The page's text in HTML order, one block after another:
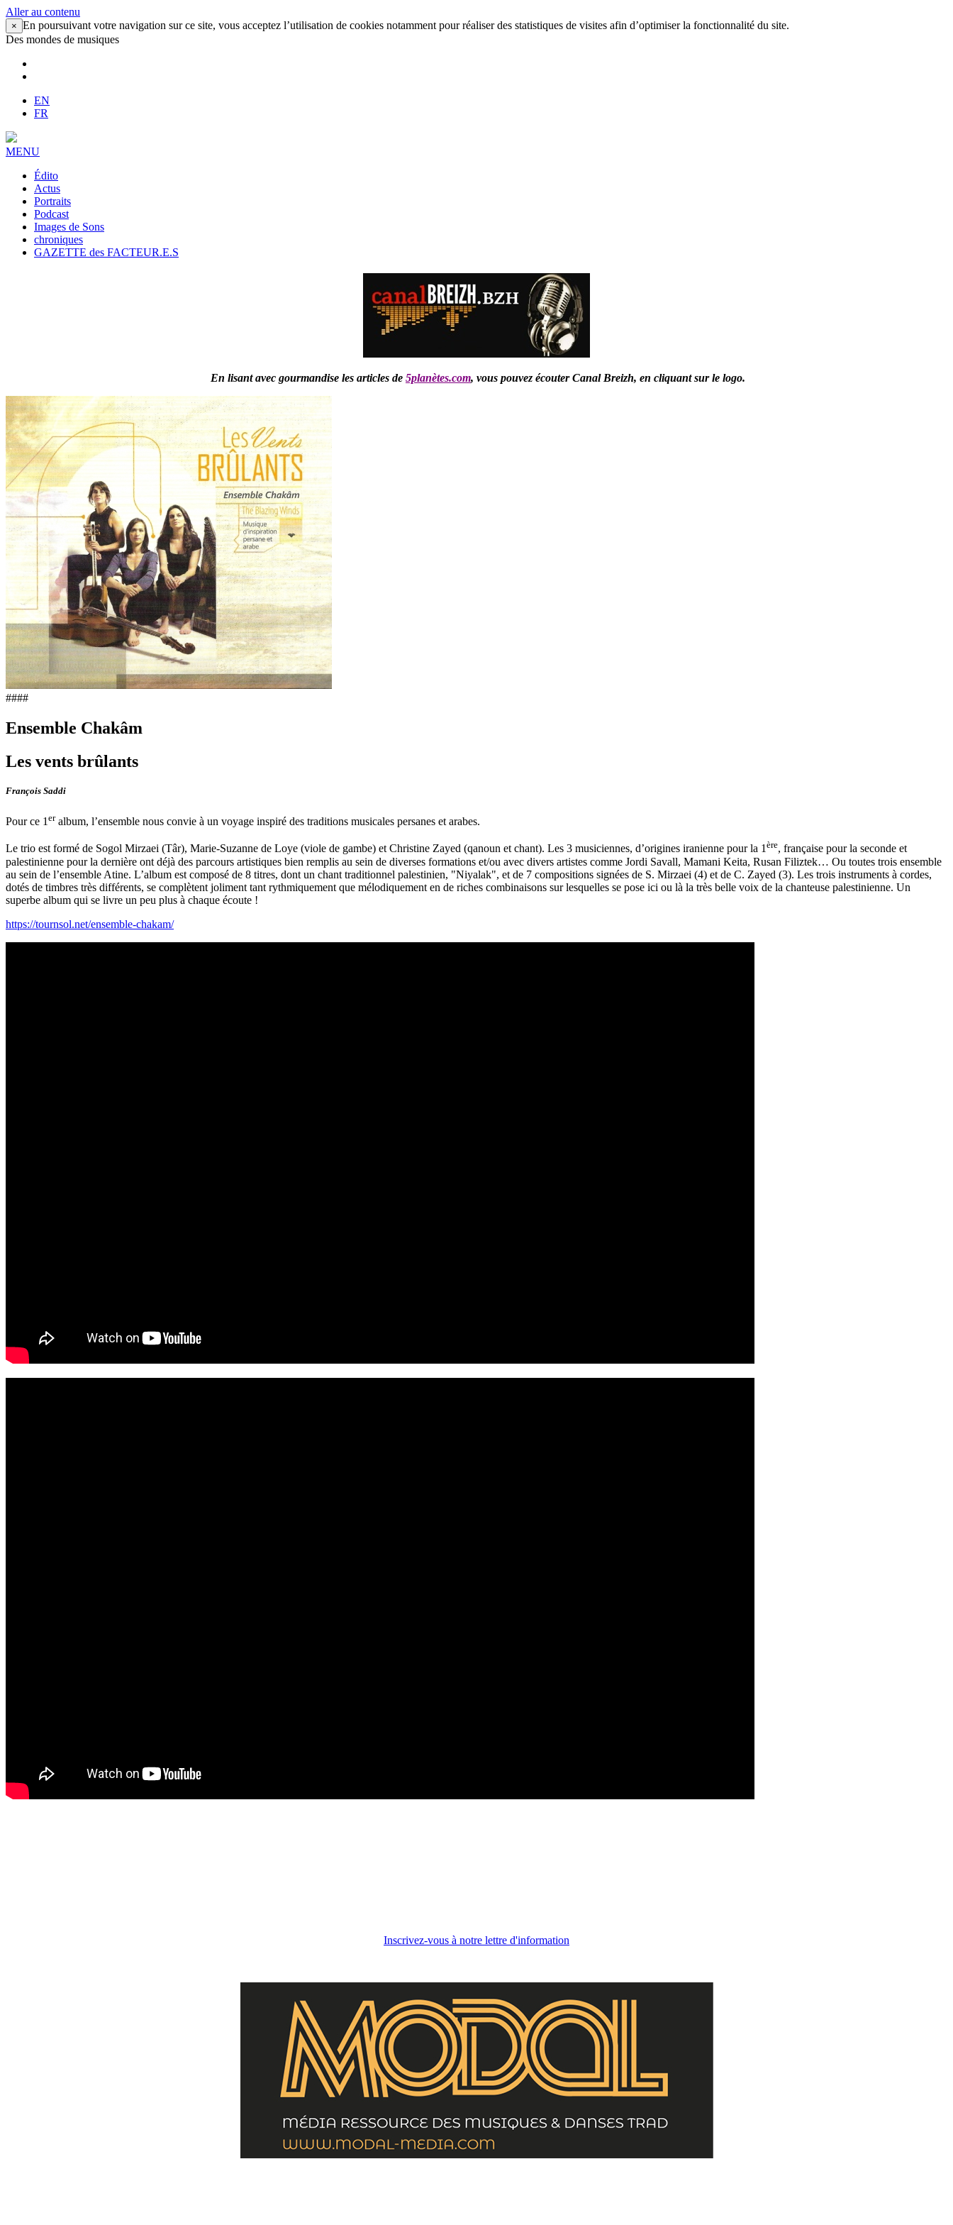
Aller au contenu
× En poursuivant votre navigation sur ce site, vous acceptez l’utilisation de cookies notamment pour réaliser des statistiques de visites afin d’optimiser la fonctionnalité du site.
Des mondes de musiques
EN
FR
MENU
Édito
Actus
Portraits
Podcast
Images de Sons
chroniques
GAZETTE des FACTEUR.E.S
En lisant avec gourmandise les articles de 5planètes.com, vous pouvez écouter Canal Breizh, en cliquant sur le logo.
####
Ensemble Chakâm
Les vents brûlants
François Saddi
Pour ce 1 eralbum, l’ensemble nous convie à un voyage inspiré des traditions musicales persanes et arabes.
Le trio est formé de Sogol Mirzaei (Târ), Marie-Suzanne de Loye (viole de gambe) et Christine Zayed (qanoun et chant). Les 3 musiciennes, d’origines iranienne pour la 1ère, française pour la seconde et
palestinienne pour la dernière ont déjà des parcours artistiques bien remplis au sein de diverses formations et/ou avec divers artistes comme Jordi Savall, Mamani Keita, Rusan Filiztek… Ou toutes trois ensemble
au sein de l’ensemble Atine. L’album est composé de 8 titres, dont un chant traditionnel palestinien, "Niyalak", et de 7 compositions signées de S. Mirzaei (4) et de C. Zayed (3). Les trois instruments à cordes,
dotés de timbres très différents, se complètent joliment tant rythmiquement que mélodiquement en de riches combinaisons sur lesquelles se pose ici ou là la très belle voix de la chanteuse palestinienne. Un
superbe album qui se livre un peu plus à chaque écoute !
https://tournsol.net/ensemble-chakam/
Inscrivez-vous à notre lettre d'information